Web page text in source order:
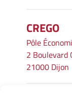
CREGO
Pôle
2 Boulevard
21000 Dijon